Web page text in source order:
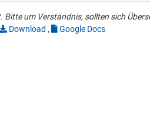
um Verständnis, sollten sich
Download , Google Docs